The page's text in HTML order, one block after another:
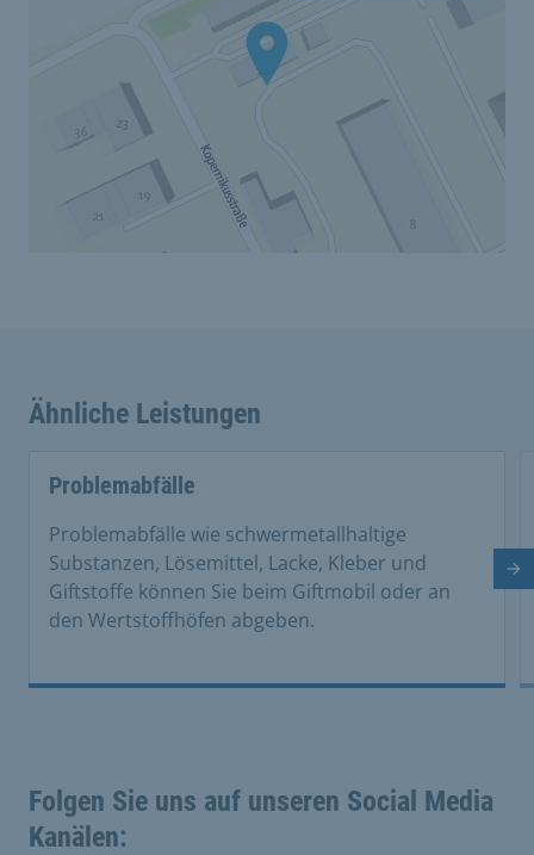
Ähnliche Leistungen
Problemabfälle
Problemabfälle wie schwermetallhaltige
Substanzen, Lösemittel, Lacke, Kleber und
Giftstoffe können Sie beim Giftmobil oder an
den Wertstoffhöfen abgeben.
Folgen Sie uns auf unseren Social Media
Kanälen: